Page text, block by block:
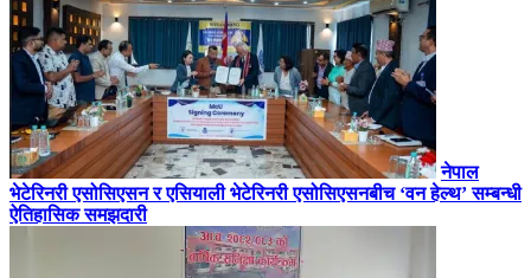
नेपाल
भेटेरिनरी एसोसिएसन र एसियाली भेटेरिनरी एसोसिएसनबीच ‘वन हेल्थ’ सम्बन्धी
ऐतिहासिक समझदारी